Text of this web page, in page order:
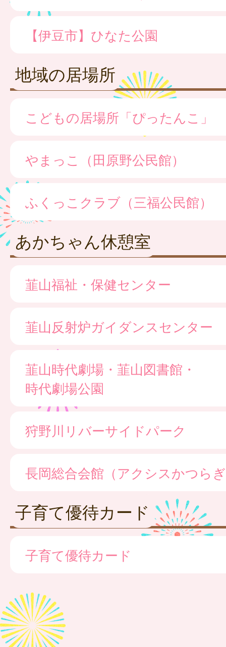
【伊豆市】ひなた公園
地域の居場所
こどもの居場所「ぴったんこ」
やまっこ（田原野公民館）
ふくっこクラブ（三福公民館）
あかちゃん休憩室
韮山福祉・保健センター
韮山反射炉ガイダンスセンター
韮山時代劇場・韮山図書館・
時代劇場公園
狩野川リバーサイドパーク
長岡総合会館（アクシスかつら
子育て優待カード
子育て優待カード